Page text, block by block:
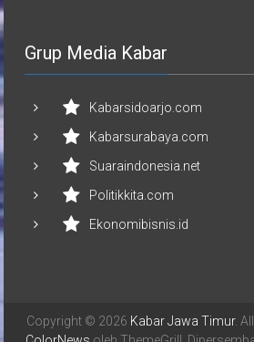
Grup Media Kabar
Kabarsidoarjo.com
Kabarsurabaya.com
Suaraindonesia.net
Politikkita.com
Ekonomibisnis.id
Copyright © 2026 Kabar Jawa Timur.